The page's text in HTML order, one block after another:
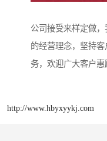
公司接受来样定做
的经营理念，坚持
务，欢迎广大客户惠
http://www.hbyxyykj.com